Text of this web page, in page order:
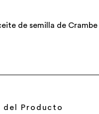
de semilla de
del Producto